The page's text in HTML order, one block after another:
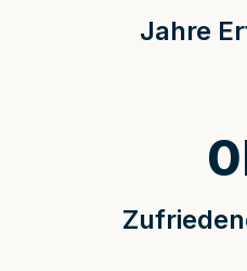
Jahre
0